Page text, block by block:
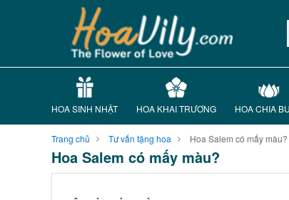
HOA SINH NHẬT HOA KHAI TRƯƠNG HOA CHIA
Trang chủ Tư vấn tặng hoa Hoa Salem có mấy màu?
Hoa Salem có mấy màu?